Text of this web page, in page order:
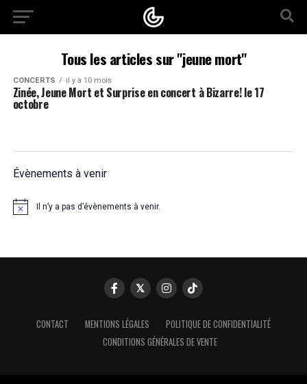
Tous les articles sur "jeune mort"
CONCERTS il y a 10 mois
Zinée, Jeune Mort et Surprise en concert à Bizarre! le 17
octobre
Évènements à venir
Notice Il n’y a pas d’évènements à venir.
CONTACT MENTIONS LÉGALES
POLITIQUE DE CONFIDENTIALITÉ
CONDITIONS GÉNÉRALES DE VENTE